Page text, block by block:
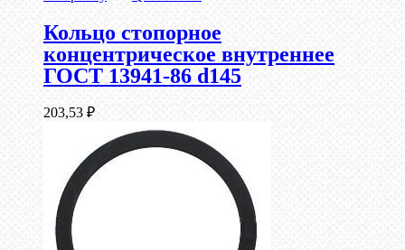
Кольцо стопорное
концентрическое внутреннее
ГОСТ 13941-86 d145
203,53 ₽